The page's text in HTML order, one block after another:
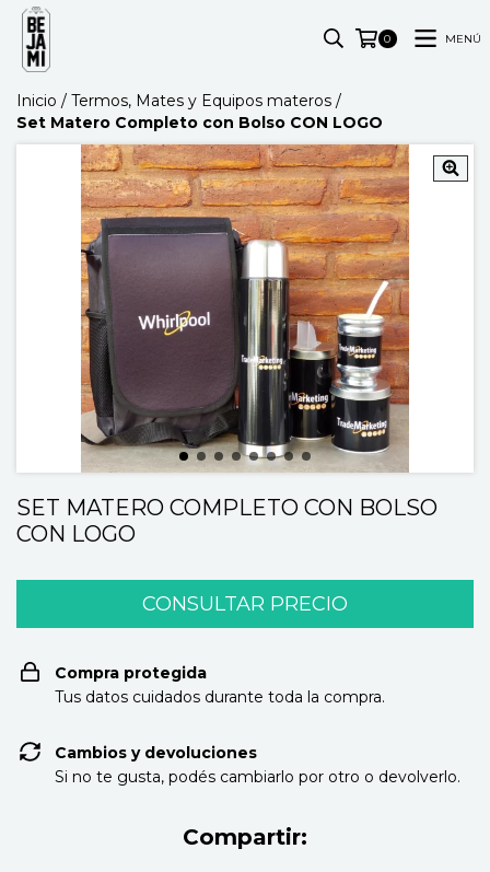
0 MENÚ
Inicio / Termos, Mates y Equipos materos /
Set Matero Completo con Bolso CON LOGO
SET MATERO COMPLETO CON BOLSO
CON LOGO
Compra protegida
Tus datos cuidados durante toda la compra.
Cambios y devoluciones
Si no te gusta, podés cambiarlo por otro o devolverlo.
Compartir: